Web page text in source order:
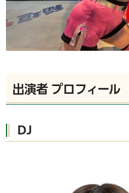
出演者 プロフィール
DJ